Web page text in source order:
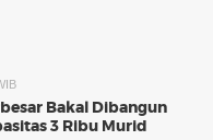
Bakal Dibangun
3 Ribu Murid